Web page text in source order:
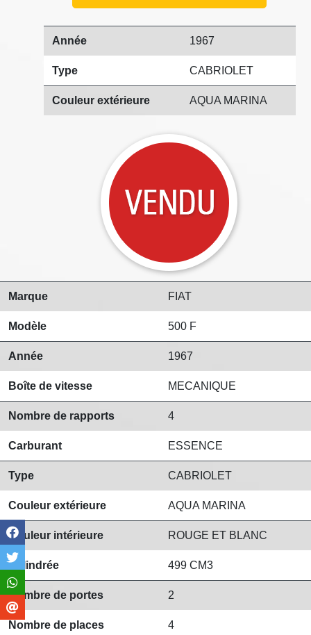
Année 1967
Type CABRIOLET
Couleur extérieure AQUA MARINA
Marque FIAT
Modèle 500 F
Année 1967
Boîte de vitesse MECANIQUE
Nombre de rapports 4
Carburant ESSENCE
Type CABRIOLET
Couleur extérieure AQUA MARINA
Couleur intérieure ROUGE ET BLANC
Cylindrée 499 CM3
Nombre de portes 2
Nombre de places 4